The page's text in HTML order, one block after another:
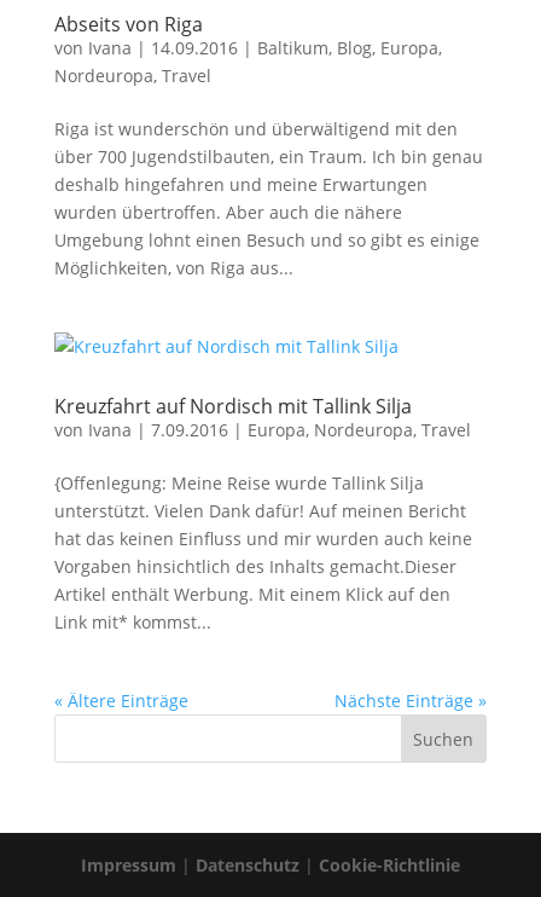
Abseits von Riga
von Ivana | 14.09.2016| Baltikum, Blog, Europa,
Nordeuropa, Travel
Riga ist wunderschön und überwältigend mit den
über 700 Jugendstilbauten, ein Traum. Ich bin genau
deshalb hingefahren und meine Erwartungen
wurden übertroffen. Aber auch die nähere
Umgebung lohnt einen Besuch und so gibt es einige
Möglichkeiten, von Riga aus...
Kreuzfahrt auf Nordisch mit Tallink Silja
von Ivana | 7.09.2016| Europa, Nordeuropa, Travel
{Offenlegung: Meine Reise wurde Tallink Silja
unterstützt. Vielen Dank dafür! Auf meinen Bericht
hat das keinen Einfluss und mir wurden auch keine
Vorgaben hinsichtlich des Inhalts gemacht.Dieser
Artikel enthält Werbung. Mit einem Klick auf den
Link mit* kommst...
« Ältere Einträge Nächste Einträge »
Impressum | Datenschutz| Cookie-Richtlinie